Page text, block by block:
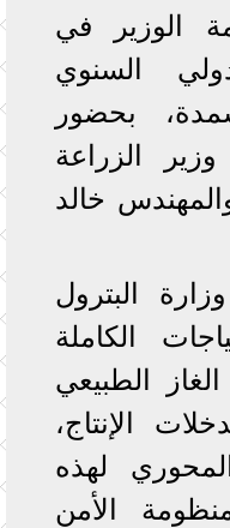
الوزير في
السنوي
بحضور
الزراعة
خالد
البترول
الكاملة
الطبيعي
الإنتاج،
لهذه
الأمن